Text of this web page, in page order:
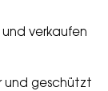
verkaufen
und geschützt